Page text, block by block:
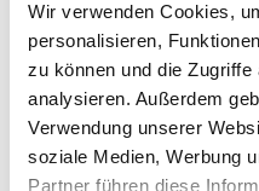
Wir verwenden Cookies,
personalisieren,
zu können und die
analysieren. Außerdem
Verwendung unserer
soziale Medien, Werbung
Partner führen diese
Location:
Germany, Dusseldorf
Client:
NOSA